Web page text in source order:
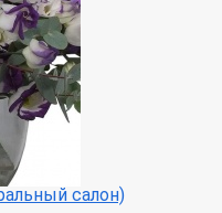
салон)